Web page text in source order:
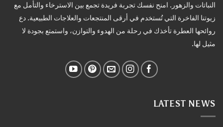
النباتات والزهور. امنح نفسك تجربة فريدة تجمع بين الاسترخاء والتأمل مع
زيوتنا الفاخرة التي تُستخدم في أرقى المنتجعات والعلاجات الطبيعية. دع
روائحها العطرة تأخذك في رحلة من الهدوء والتوازن، واستمتع بجودة لا
مثيل لها.
LATEST NEWS